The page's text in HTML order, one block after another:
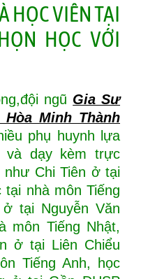
HỌC VIÊN TẠI
HỌC VỚI
ngũ Gia Sư
Minh Thành
phụ huynh lựa
và dạy kèm trực
Chi Tiên ở tại
tại nhà môn Tiếng
tại Nguyễn Văn
môn Tiếng Nhật,
ở tại Liên Chiểu
Tiếng Anh, học